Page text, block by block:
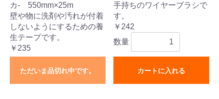
カ- 550mm×25m
壁や物に洗剤や汚れが付着
しないようにするための養
生テープです。
￥235
ただいま品切れ中です。
手持ちのワイヤーブラシで
す。
￥242
数量
カートに入れる